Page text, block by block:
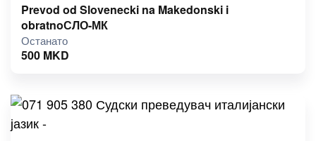
Prevod od Slovenecki na Makedonski i
obratnoСЛО-МК
Останато
500 MKD